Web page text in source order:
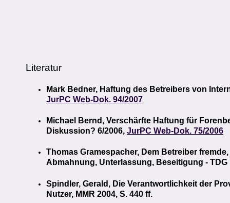
Literatur
Mark Bedner, Haftung des Betreibers von
JurPC Web-Dok. 94/2007
Michael Bernd, Verschärfte Haftung für
Diskussion? 6/2006, JurPC Web-Dok. 75/2006
Thomas Gramespacher, Dem Betreiber
Abmahnung, Unterlassung, Beseitigung -
Spindler, Gerald, Die Verantwortlichkeit der
Nutzer, MMR 2004, S. 440 ff.